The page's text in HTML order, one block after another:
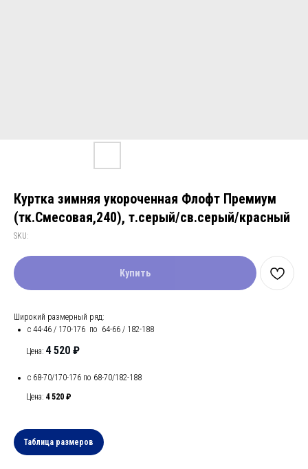
Куртка зимняя укороченная Флофт Премиум
(тк.Смесовая,240), т.серый/св.серый/красный
SKU:
Купить
Широкий размерный ряд:
с 44-46 / 170-176 по 64-66 / 182-188
Цена: 4 520 ₽
с 68-70/170-176 по 68-70/182-188
Цена: 4 520 ₽
Таблица размеров